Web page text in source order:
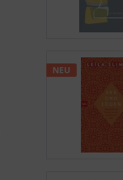
NEU